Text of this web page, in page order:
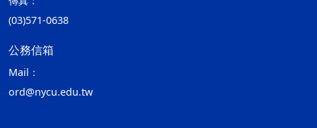
(03)571-0638
公務信箱
Mail：
ord@nycu.edu.tw